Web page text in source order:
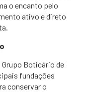
o encanto pelo
ativo e direto
Grupo Boticário de
fundações
conservar o